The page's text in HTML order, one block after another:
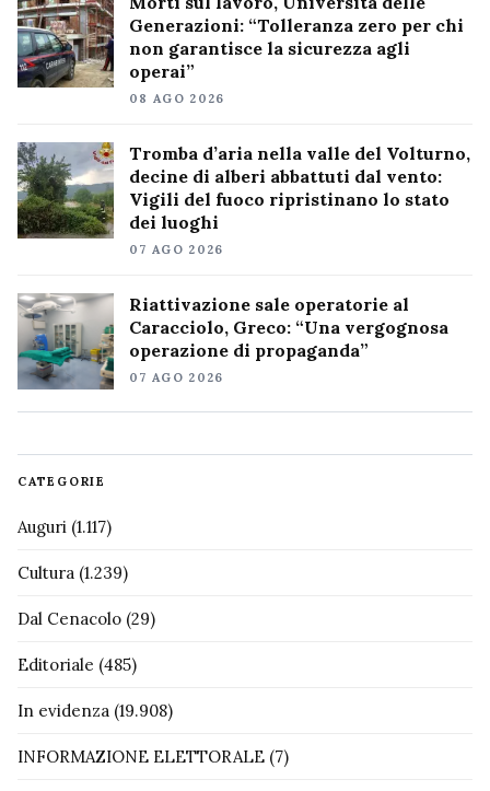
Generazioni: “Tolleranza zero per chi
non garantisce la sicurezza agli
operai”
08 AGO 2026
Tromba d’aria nella valle del Volturno,
decine di alberi abbattuti dal vento:
Vigili del fuoco ripristinano lo stato
dei luoghi
07 AGO 2026
Riattivazione sale operatorie al
Caracciolo, Greco: “Una vergognosa
operazione di propaganda”
07 AGO 2026
CATEGORIE
Auguri (1.117)
Cultura (1.239)
Dal Cenacolo (29)
Editoriale (485)
In evidenza (19.908)
INFORMAZIONE ELETTORALE (7)